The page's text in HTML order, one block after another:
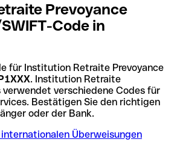
Prevoyance
Code in
für Institution Retraite Prevoyance
. Institution Retraite
verwendet verschiedene Codes für
Bestätigen Sie den richtigen
oder der Bank.
Überweisungen